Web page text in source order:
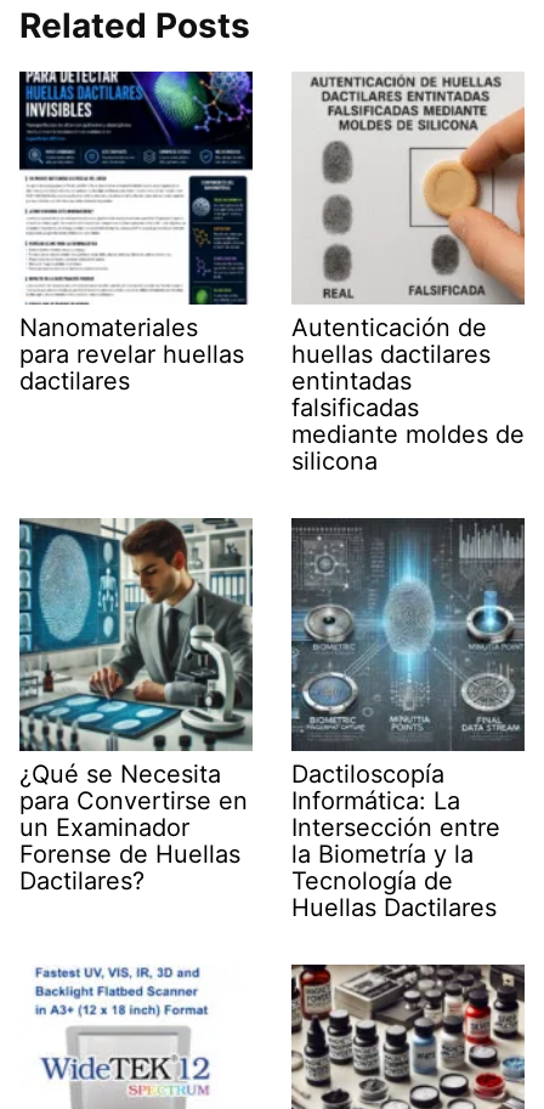
s
A
p
i
t
e
r
)
m
n
k
Related Posts
Nanomateriales
para revelar huellas
dactilares
Autenticación de
huellas dactilares
entintadas
falsificadas
mediante moldes de
silicona
¿Qué se Necesita
para Convertirse en
un Examinador
Forense de Huellas
Dactilares?
Dactiloscopía
Informática: La
Intersección entre
la Biometría y la
Tecnología de
Huellas Dactilares